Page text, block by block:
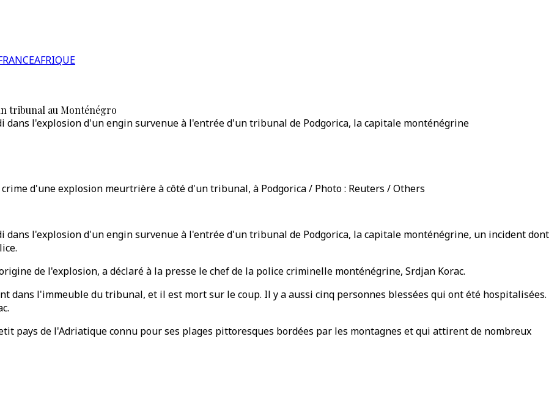
AFRIQUE
tribunal au Monténégro
dans l'explosion d'un engin survenue à l'entrée d'un tribunal de Podgorica, la capitale monténégrine
d'une explosion meurtrière à côté d'un tribunal, à Podgorica / Photo : Reuters / Others
dans l'explosion d'un engin survenue à l'entrée d'un tribunal de Podgorica, la capitale monténégrine, un incident dont
de l'explosion, a déclaré à la presse le chef de la police criminelle monténégrine, Srdjan Korac.
dans l'immeuble du tribunal, et il est mort sur le coup. Il y a aussi cinq personnes blessées qui ont été hospitalisées.
pays de l'Adriatique connu pour ses plages pittoresques bordées par les montagnes et qui attirent de nombreux